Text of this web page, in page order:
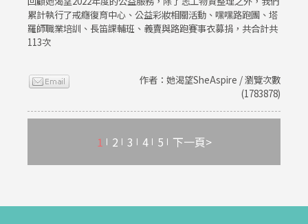
累計執行了戒癮復育中心、公益彩妝相關活動、嘿嘿路跑團、塔
羅師職業培訓、長笛課輔班、義賣與路跑賽事衣募捐，共合計共
113次
作者：她渴望SheAspire / 瀏覽次數
(1783878)
1 2 3 4 5 下一頁>